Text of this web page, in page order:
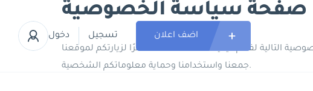
دخول تسجيل اضف اعلان
صفحة سياسة الخصوصية
شكرًا لزيارتكم لموقعنا “foodservice”. نحن نولي أهمية كبيرة لخصوصيتكم ونتعهد بحماية معلوماتكم الشخصية بكل جدية. يُرجى قراءة سياسة الخصوصية التالية لفهم كيفية
جمعنا واستخدامنا وحماية معلوماتكم الشخصية.